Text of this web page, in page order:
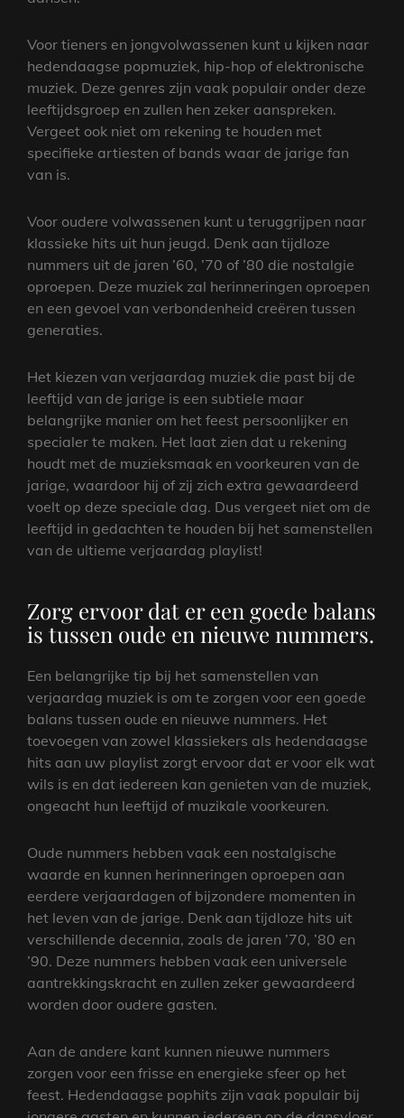
Voor tieners en jongvolwassenen kunt u kijken naar
hedendaagse popmuziek, hip-hop of elektronische
muziek. Deze genres zijn vaak populair onder deze
leeftijdsgroep en zullen hen zeker aanspreken.
Vergeet ook niet om rekening te houden met
specifieke artiesten of bands waar de jarige fan
van is.
Voor oudere volwassenen kunt u teruggrijpen naar
klassieke hits uit hun jeugd. Denk aan tijdloze
nummers uit de jaren ’60, ’70 of ’80 die nostalgie
oproepen. Deze muziek zal herinneringen oproepen
en een gevoel van verbondenheid creëren tussen
generaties.
Het kiezen van verjaardag muziek die past bij de
leeftijd van de jarige is een subtiele maar
belangrijke manier om het feest persoonlijker en
specialer te maken. Het laat zien dat u rekening
houdt met de muzieksmaak en voorkeuren van de
jarige, waardoor hij of zij zich extra gewaardeerd
voelt op deze speciale dag. Dus vergeet niet om de
leeftijd in gedachten te houden bij het samenstellen
van de ultieme verjaardag playlist!
Zorg ervoor dat er een goede balans
is tussen oude en nieuwe nummers.
Een belangrijke tip bij het samenstellen van
verjaardag muziek is om te zorgen voor een goede
balans tussen oude en nieuwe nummers. Het
toevoegen van zowel klassiekers als hedendaagse
hits aan uw playlist zorgt ervoor dat er voor elk wat
wils is en dat iedereen kan genieten van de muziek,
ongeacht hun leeftijd of muzikale voorkeuren.
Oude nummers hebben vaak een nostalgische
waarde en kunnen herinneringen oproepen aan
eerdere verjaardagen of bijzondere momenten in
het leven van de jarige. Denk aan tijdloze hits uit
verschillende decennia, zoals de jaren ’70, ’80 en
’90. Deze nummers hebben vaak een universele
aantrekkingskracht en zullen zeker gewaardeerd
worden door oudere gasten.
Aan de andere kant kunnen nieuwe nummers
zorgen voor een frisse en energieke sfeer op het
feest. Hedendaagse pophits zijn vaak populair bij